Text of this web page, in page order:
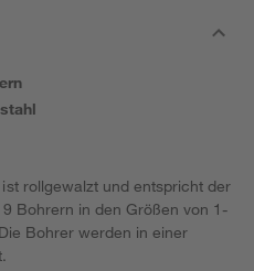
rollgewalzt und entspricht der
Bohrern in den Größen von 1-
Bohrer werden in einer